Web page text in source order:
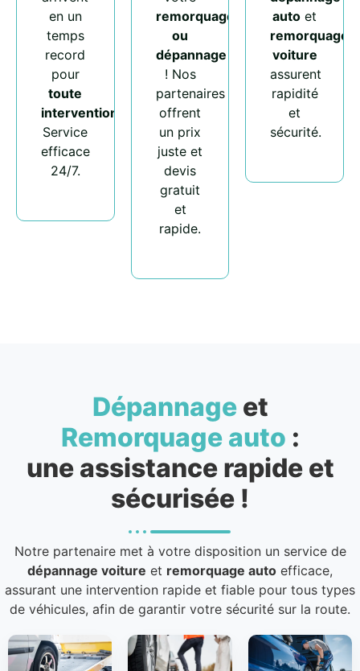
en un
temps
record
pour
toute
intervention
Service
efficace
24/7.
remorquage
ou
dépannage
! Nos
partenaires
offrent
un prix
juste et
devis
gratuit
et
rapide.
auto et
remorquage
voiture
assurent
rapidité
et
sécurité.
Dépannageet
Remorquage auto :
une assistance rapide et
sécurisée !
Notre partenaire met à votre disposition un service de
dépannage voiture et remorquage auto efficace,
assurant une intervention rapide et fiable pour tous types
de véhicules, afin de garantir votre sécurité sur la route.